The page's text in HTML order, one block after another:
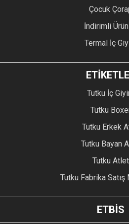
Çocuk
İndirimli
Termal İç
Tutku İç
Tutku
Tutku Erkek
Tutku Bayan
Tutku Atlet
Tutku Fabrika Satış
ETBİS